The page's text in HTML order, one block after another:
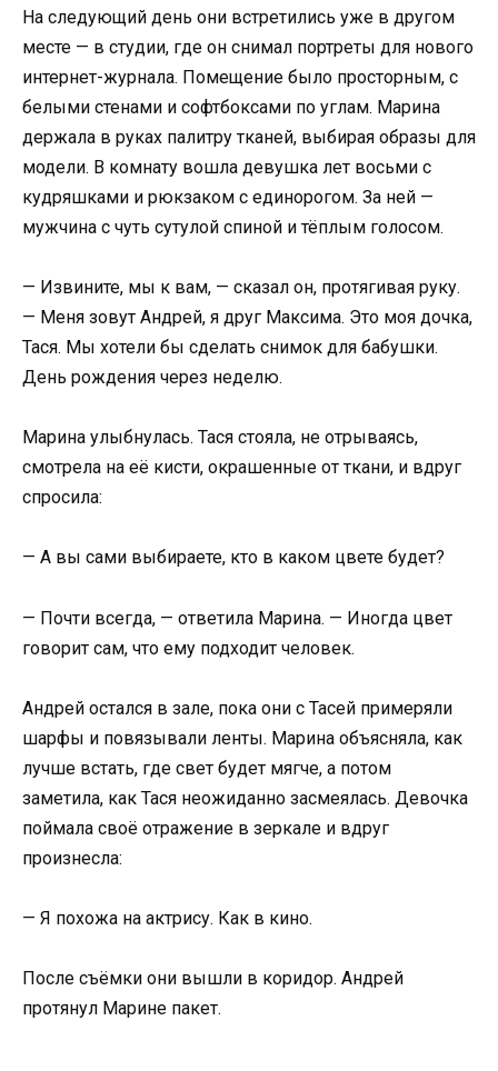
На следующий день они встретились уже в другом
месте — в студии, где он снимал портреты для нового
интернет-журнала. Помещение было просторным, с
белыми стенами и софтбоксами по углам. Марина
держала в руках палитру тканей, выбирая образы для
модели. В комнату вошла девушка лет восьми с
кудряшками и рюкзаком с единорогом. За ней —
мужчина с чуть сутулой спиной и тёплым голосом.
— Извините, мы к вам, — сказал он, протягивая руку.
— Меня зовут Андрей, я друг Максима. Это моя дочка,
Тася. Мы хотели бы сделать снимок для бабушки.
День рождения через неделю.
Марина улыбнулась. Тася стояла, не отрываясь,
смотрела на её кисти, окрашенные от ткани, и вдруг
спросила:
— А вы сами выбираете, кто в каком цвете будет?
— Почти всегда, — ответила Марина. — Иногда цвет
говорит сам, что ему подходит человек.
Андрей остался в зале, пока они с Тасей примеряли
шарфы и повязывали ленты. Марина объясняла, как
лучше встать, где свет будет мягче, а потом
заметила, как Тася неожиданно засмеялась. Девочка
поймала своё отражение в зеркале и вдруг
произнесла:
— Я похожа на актрису. Как в кино.
После съёмки они вышли в коридор. Андрей
протянул Марине пакет.